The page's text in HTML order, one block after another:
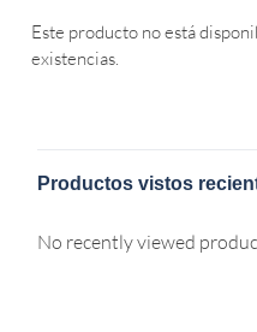
Este producto no está
existencias.
Productos vistos
No recently viewed